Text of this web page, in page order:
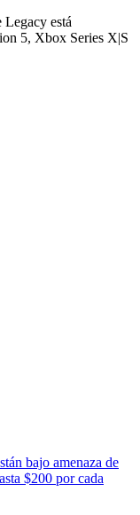
Legacy está
5, Xbox Series X|S
bajo amenaza de
$200 por cada